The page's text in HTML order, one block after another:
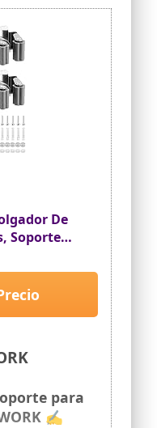
De
Soporte
Cocina,
Jardín,
para
✍